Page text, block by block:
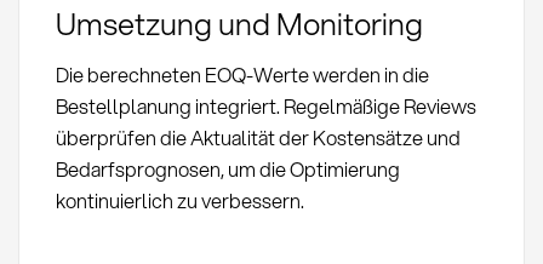
Umsetzung und Monitoring
Die berechneten EOQ-Werte werden in die
Bestellplanung integriert. Regelmäßige Reviews
überprüfen die Aktualität der Kostensätze und
Bedarfsprognosen, um die Optimierung
kontinuierlich zu verbessern.